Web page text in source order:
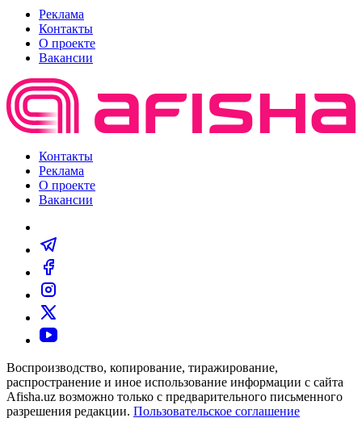
Реклама
Контакты
О проекте
Вакансии
Контакты
Реклама
О проекте
Вакансии
Воспроизводство, копирование, тиражирование,
распространение и иное использование информации с сайта
Afisha.uz возможно только с предварительного письменного
разрешения редакции. Пользовательское соглашение